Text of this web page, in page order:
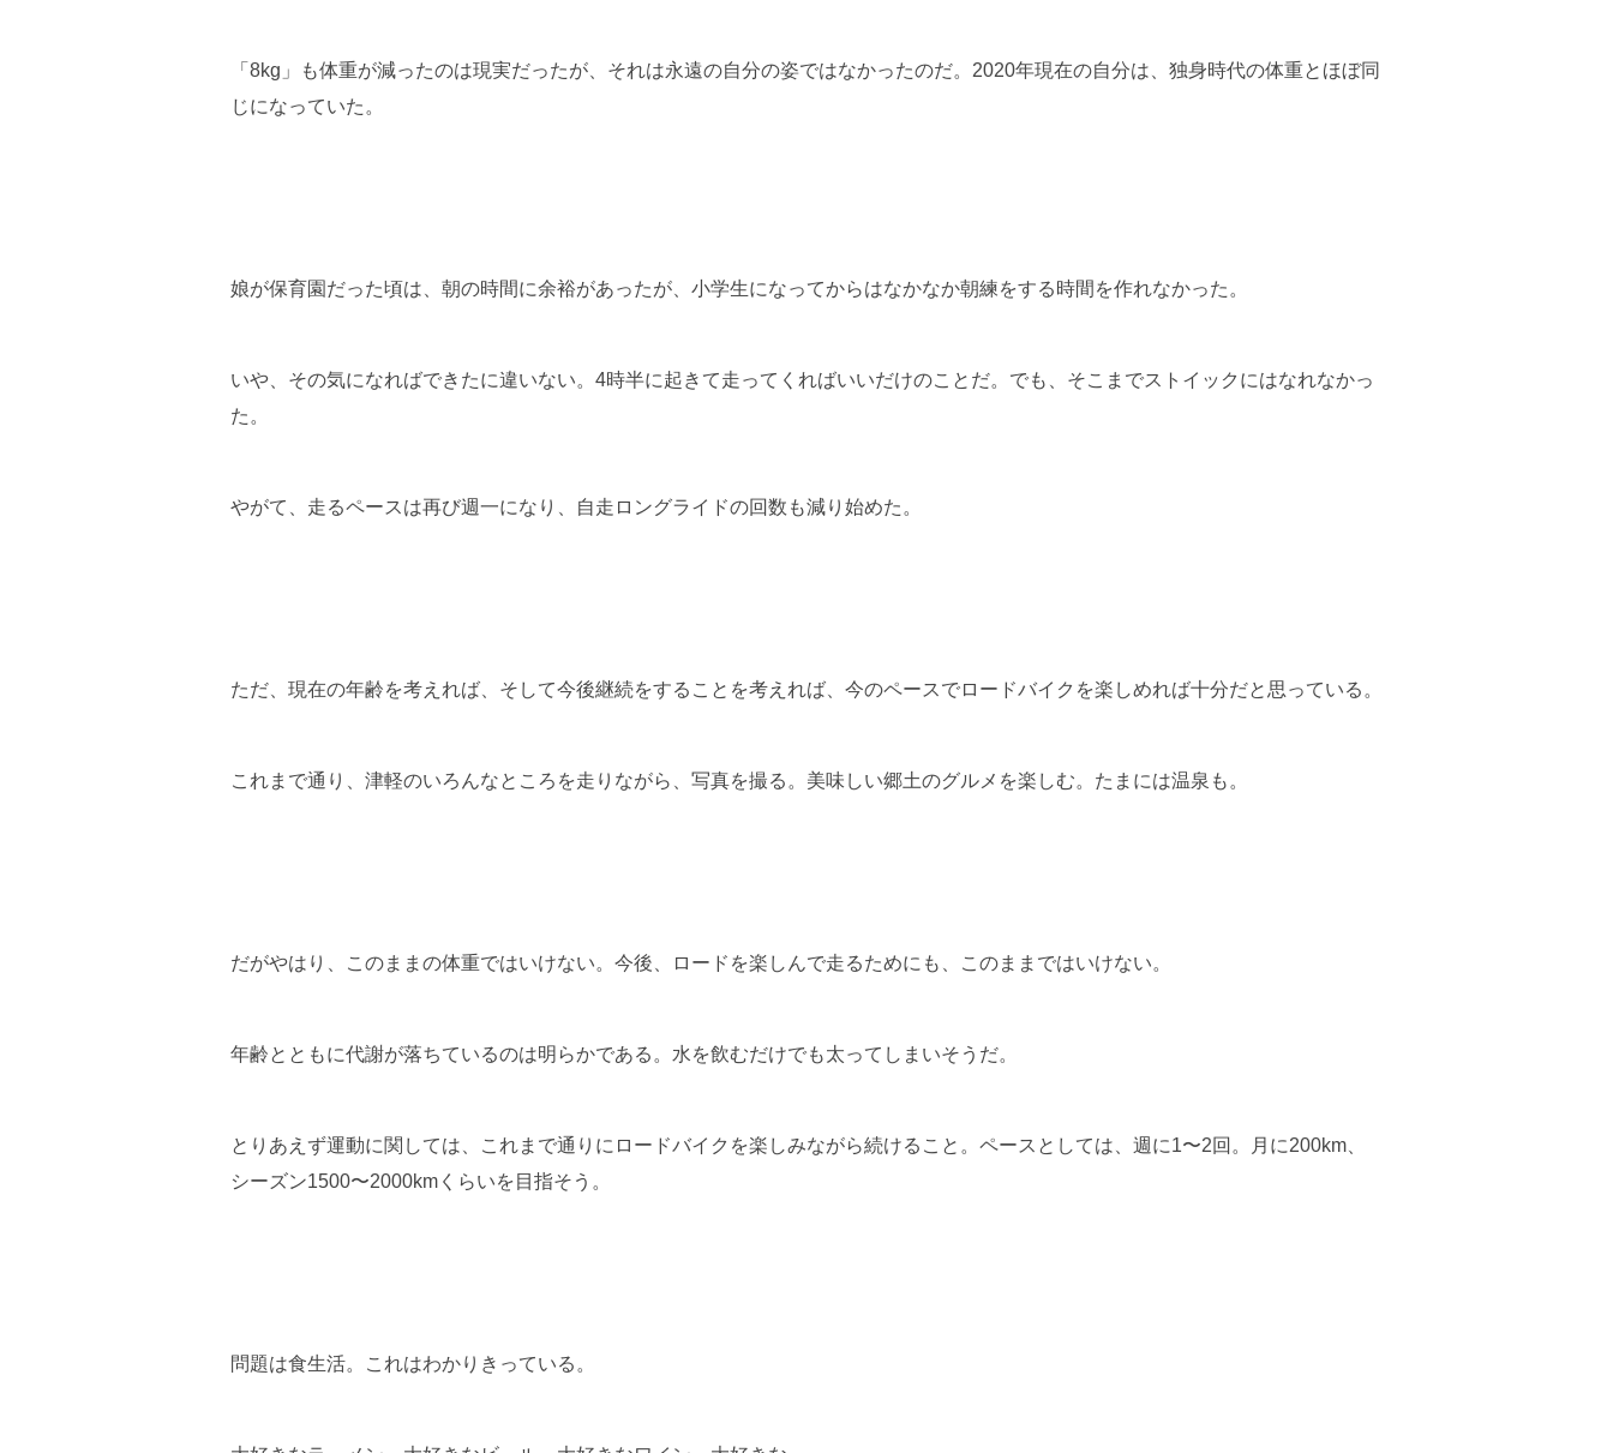
「8kg」も体重が減ったのは現実だったが、それは永遠の自分の姿ではなかったのだ。2020年現在の自分は、独身時代の体重とほぼ同
じになっていた。
娘が保育園だった頃は、朝の時間に余裕があったが、小学生になってからはなかなか朝練をする時間を作れなかった。
いや、その気になればできたに違いない。4時半に起きて走ってくればいいだけのことだ。でも、そこまでストイックにはなれなかっ
た。
やがて、走るペースは再び週一になり、自走ロングライドの回数も減り始めた。
ただ、現在の年齢を考えれば、そして今後継続をすることを考えれば、今のペースでロードバイクを楽しめれば十分だと思っている。
これまで通り、津軽のいろんなところを走りながら、写真を撮る。美味しい郷土のグルメを楽しむ。たまには温泉も。
だがやはり、このままの体重ではいけない。今後、ロードを楽しんで走るためにも、このままではいけない。
年齢とともに代謝が落ちているのは明らかである。水を飲むだけでも太ってしまいそうだ。
とりあえず運動に関しては、これまで通りにロードバイクを楽しみながら続けること。ペースとしては、週に1〜2回。月に200km、
シーズン1500〜2000kmくらいを目指そう。
問題は食生活。これはわかりきっている。